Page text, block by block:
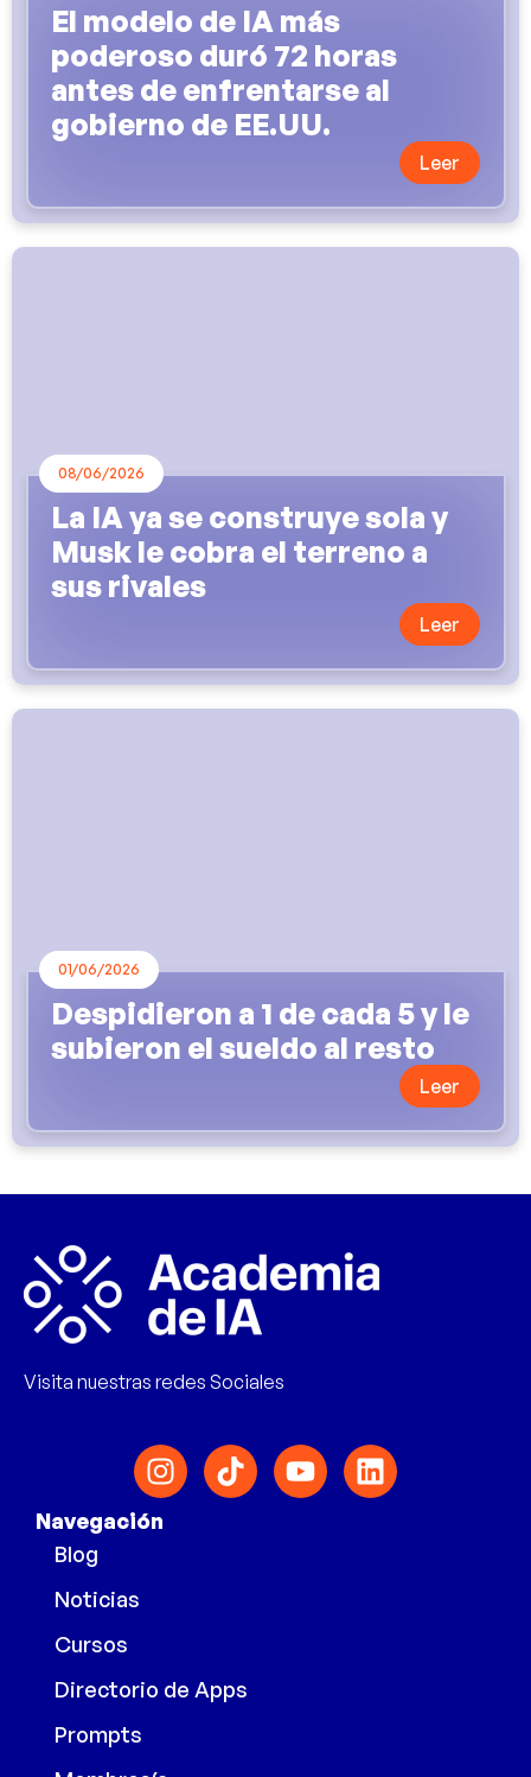
El modelo de IA más
poderoso duró 72 horas
antes de enfrentarse al
gobierno de EE.UU.
Leer
08/06/2026
La IA ya se construye sola y
Musk le cobra el terreno a
sus rivales
Leer
01/06/2026
Despidieron a 1 de cada 5 y le
subieron el sueldo al resto
Leer
Visita nuestras redes Sociales
Navegación
Blog
Noticias
Cursos
Directorio de Apps
Prompts